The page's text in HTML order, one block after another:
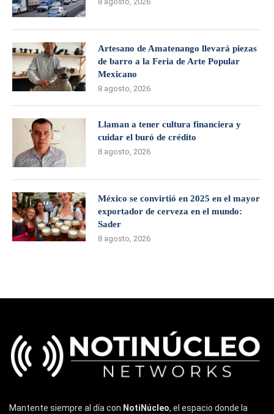
Artesano de Amatenango llevará piezas
de barro a la Feria de Arte Popular
Mexicano
8 agosto, 2026
Llaman a tener cultura financiera y
cuidar el buró de crédito
8 agosto, 2026
México se convirtió en 2025 en el mayor
exportador de cerveza en el mundo:
Sader
8 agosto, 2026
Mantente siempre al día con NotiNúcleo, el espacio donde la